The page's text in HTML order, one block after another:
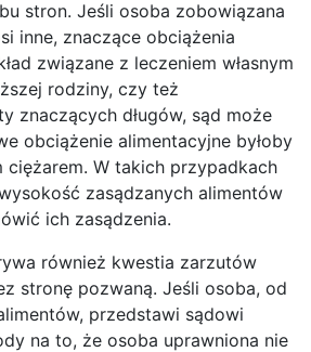
stron. Jeśli osoba zobowiązana
inne, znaczące obciążenia
związane z leczeniem własnym
rodziny, czy też
znaczących długów, sąd może
obciążenie alimentacyjne byłoby
W takich przypadkach
zasądzanych alimentów
ich zasądzenia.
również kwestia zarzutów
stronę pozwaną. Jeśli osoba, od
przedstawi sądowi
na to, że osoba uprawniona nie